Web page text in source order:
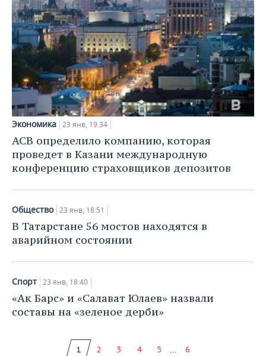
Экономика 23 янв, 19:34
АСВ определило компанию, которая
проведет в Казани международную
конференцию страховщиков депозитов
Общество 23 янв, 18:51
В Татарстане 56 мостов находятся в
аварийном состоянии
Спорт 23 янв, 18:40
«Ак Барс» и «Салават Юлаев» назвали
составы на «зеленое дерби»
1 2 3 4 5 ... 6